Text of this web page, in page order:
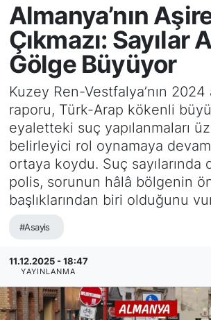
Almanya’nın
Çıkmazı: Sayılar
Gölge Büyüyor
Kuzey Ren-Vestfalya’nın 2024
raporu, Türk-Arap kökenli
eyaletteki suç yapılanmaları
belirleyici rol oynamaya
ortaya koydu. Suç sayılarında
polis, sorunun hâlâ bölgenin
başlıklarından biri olduğunu
#Asayis
11.12.2025 - 18:47
YAYINLANMA
HAMBURG
SPOR
DEUTSCH
EKONOMİ
SİYASET
SAĞLIK
Puan Durumu ve Fikstür
Tüm Manşetler
Son Dakika Haberleri
Haber Arşivi